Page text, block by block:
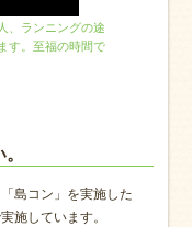
、ランニングの途
す。至福の時間で
島コン」を実施した
施しています。